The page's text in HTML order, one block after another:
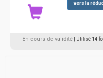
vers la
En cours de validité | Utilisé 14